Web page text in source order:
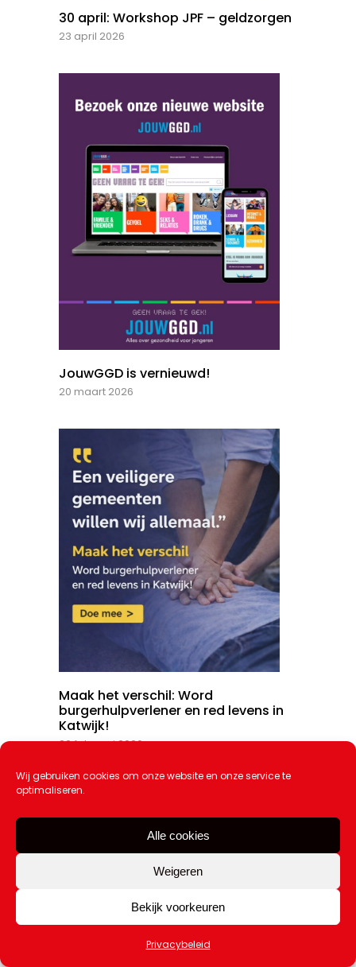
Wij gebruiken cookies om onze website en onze service te
optimaliseren.
Alle cookies
Weigeren
Bekijk voorkeuren
Privacybeleid
30 april: Workshop JPF – geldzorgen
23 april 2026
JouwGGD is vernieuwd!
20 maart 2026
Maak het verschil: Word
burgerhulpverlener en red levens in
Katwijk!
20 februari 2026